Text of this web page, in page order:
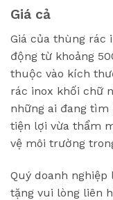
Giá cả
Giá của thùng rác
động từ khoảng
thuộc vào kích
rác inox khối chữ
những ai đang
tiện lợi vừa thẩm
vệ môi trường
Quý doanh nghiệp
tặng vui lòng liên